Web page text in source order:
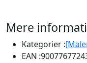
Mere
Kategorier :
EAN :